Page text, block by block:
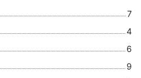
7
4
6
9